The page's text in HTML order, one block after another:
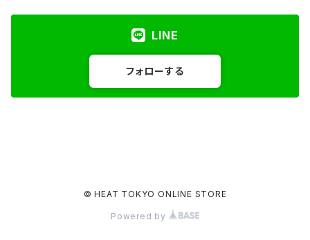
LINE
フォローする
© HEAT TOKYO ONLINE STORE
Powered by